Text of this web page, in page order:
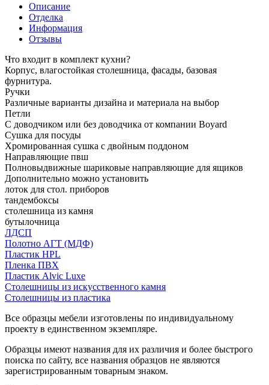
Описание
Отделка
Информация
Отзывы
Что входит в комплект кухни?
Корпус, влагостойкая столешница, фасады, базовая
фурнитура.
Ручки
Различные варианты дизайна и материала на выбор
Петли
С доводчиком или без доводчика от компании Boyard
Сушка для посуды
Хромированная сушка с двойным поддоном
Направляющие пвш
Полновыдвижные шариковые направляющие для ящиков
Дополнительно можно установить
лоток для стол. приборов
тандембоксы
столешница из камня
бутылочница
ЛДСП
Полотно АГТ (МДФ)
Пластик HPL
Пленка ПВХ
Пластик Alvic Luxe
Столешницы из искусственного камня
Столешницы из пластика
Все образцы мебели изготовлены по индивидуальному
проекту в единственном экземпляре.
Образцы имеют названия для их различия и более быстрого
поиска по сайту, все названия образцов не являются
зарегистрированным товарным знаком.